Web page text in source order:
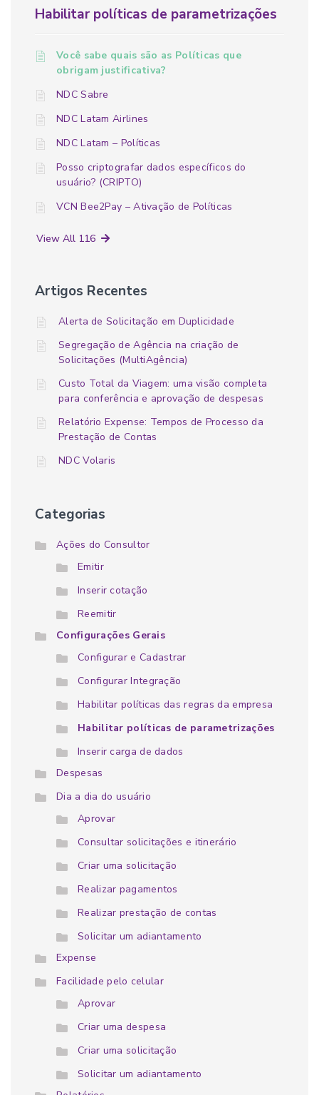
Habilitar políticas de parametrizações
Você sabe quais são as Políticas que
obrigam justificativa?
NDC Sabre
NDC Latam Airlines
NDC Latam – Políticas
Posso criptografar dados específicos do
usuário? (CRIPTO)
VCN Bee2Pay – Ativação de Políticas
View All 116
Artigos Recentes
Alerta de Solicitação em Duplicidade
Segregação de Agência na criação de
Solicitações (MultiAgência)
Custo Total da Viagem: uma visão completa
para conferência e aprovação de despesas
Relatório Expense: Tempos de Processo da
Prestação de Contas
NDC Volaris
Categorias
Ações do Consultor
Emitir
Inserir cotação
Reemitir
Configurações Gerais
Configurar e Cadastrar
Configurar Integração
Habilitar políticas das regras da empresa
Habilitar políticas de parametrizações
Inserir carga de dados
Despesas
Dia a dia do usuário
Aprovar
Consultar solicitações e itinerário
Criar uma solicitação
Realizar pagamentos
Realizar prestação de contas
Solicitar um adiantamento
Expense
Facilidade pelo celular
Aprovar
Criar uma despesa
Criar uma solicitação
Solicitar um adiantamento